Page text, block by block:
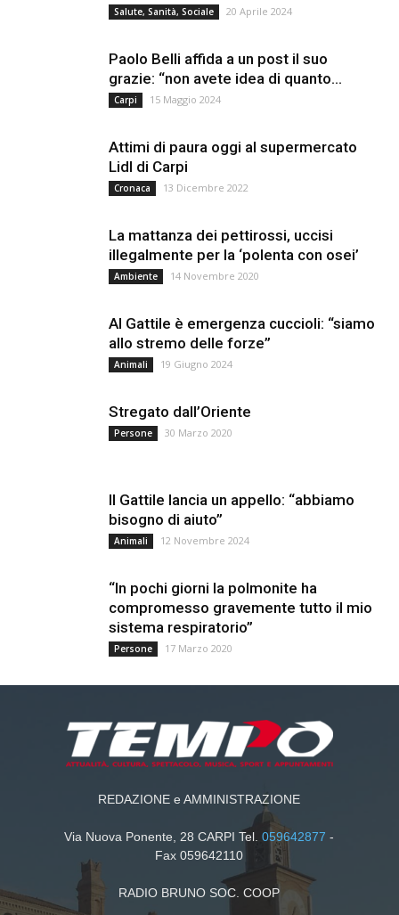
Salute, Sanità, Sociale 20 Aprile 2024
Paolo Belli affida a un post il suo
grazie: “non avete idea di quanto...
Carpi 15 Maggio 2024
Attimi di paura oggi al supermercato
Lidl di Carpi
Cronaca 13 Dicembre 2022
La mattanza dei pettirossi, uccisi
illegalmente per la ‘polenta con osei’
Ambiente 14 Novembre 2020
Al Gattile è emergenza cuccioli: “siamo
allo stremo delle forze”
Animali 19 Giugno 2024
Stregato dall’Oriente
Persone 30 Marzo 2020
Il Gattile lancia un appello: “abbiamo
bisogno di aiuto”
Animali 12 Novembre 2024
“In pochi giorni la polmonite ha
compromesso gravemente tutto il mio
sistema respiratorio”
Persone 17 Marzo 2020
REDAZIONE e AMMINISTRAZIONE
Via Nuova Ponente, 28 CARPI Tel.059642877 -
Fax 059642110
RADIO BRUNO SOC. COOP